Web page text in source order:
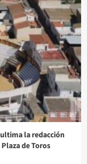
la redacción
de Toros